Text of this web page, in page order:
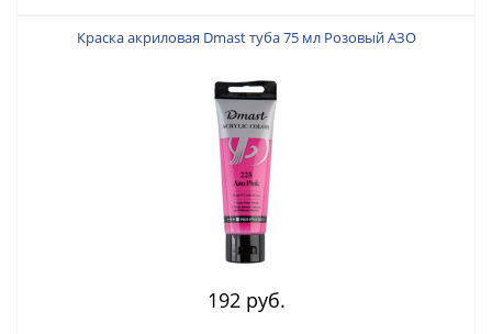
Краска акриловая Dmast туба 75 мл Розовый АЗО
192 руб.